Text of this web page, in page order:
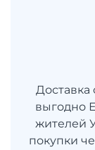
Доставка
выгодно
жителей
покупки